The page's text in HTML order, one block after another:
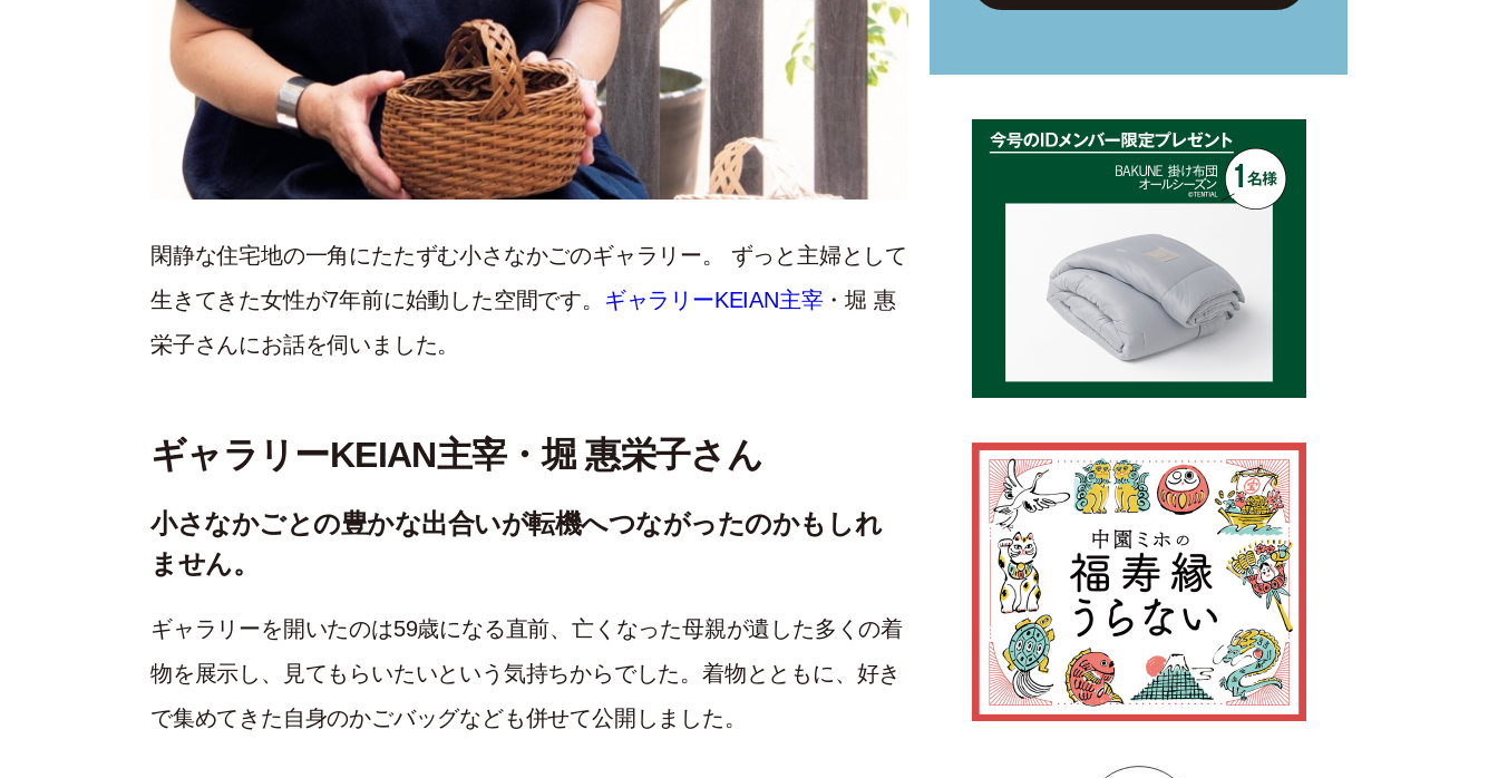
閑静な住宅地の一角にたたずむ小さなかごのギャラリー。 ずっと主婦として
生きてきた女性が7年前に始動した空間です。 ギャラリーKEIAN主宰・堀 惠
栄子さんにお話を伺いました。
ギャラリーKEIAN主宰・堀 惠栄子さん
小さなかごとの豊かな出合いが転機へつながったのかもしれ
ません。
ギャラリーを開いたのは59歳になる直前、亡くなった母親が遺した多くの着
物を展示し、見てもらいたいという気持ちからでした。着物とともに、好き
で集めてきた自身のかごバッグなども併せて公開しました。